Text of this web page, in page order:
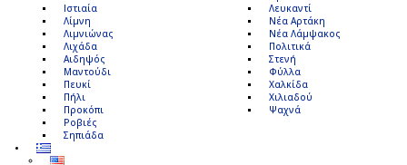
Ιστιαία
Λίμνη
Λιμνιώνας
Λιχάδα
Αιδηψός
Μαντούδι
Πευκί
Πήλι
Προκόπι
Ροβιές
Σηπιάδα
Λευκαντί
Νέα Αρτάκη
Νέα Λάμψακος
Πολιτικά
Στενή
Φύλλα
Χαλκίδα
Χιλιαδού
Ψαχνά